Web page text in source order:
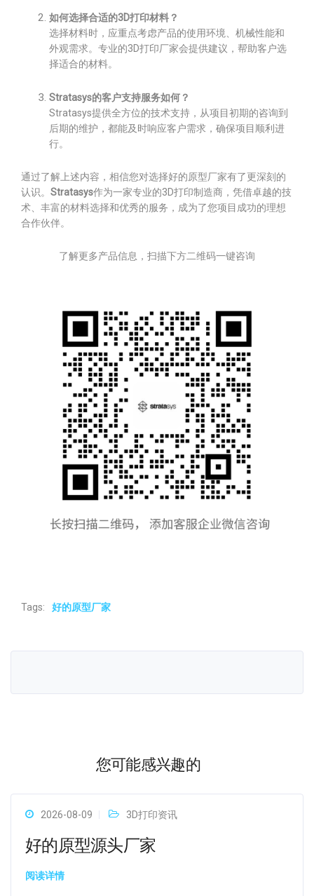
如何选择合适的3D打印材料？
选择材料时，应重点考虑产品的使用环境、机械性能和
外观需求。专业的3D打印厂家会提供建议，帮助客户选
择适合的材料。
Stratasys的客户支持服务如何？
Stratasys提供全方位的技术支持，从项目初期的咨询到
后期的维护，都能及时响应客户需求，确保项目顺利进
行。
通过了解上述内容，相信您对选择好的原型厂家有了更深刻的
认识。 Stratasys作为一家专业的3D打印制造商，凭借卓越的技
术、丰富的材料选择和优秀的服务，成为了您项目成功的理想
合作伙伴。
了解更多产品信息，扫描下方二维码一键咨询
Tags: 好的原型厂家
您可能感兴趣的
2026-08-09 3D打印资讯
好的原型源头厂家
阅读详情